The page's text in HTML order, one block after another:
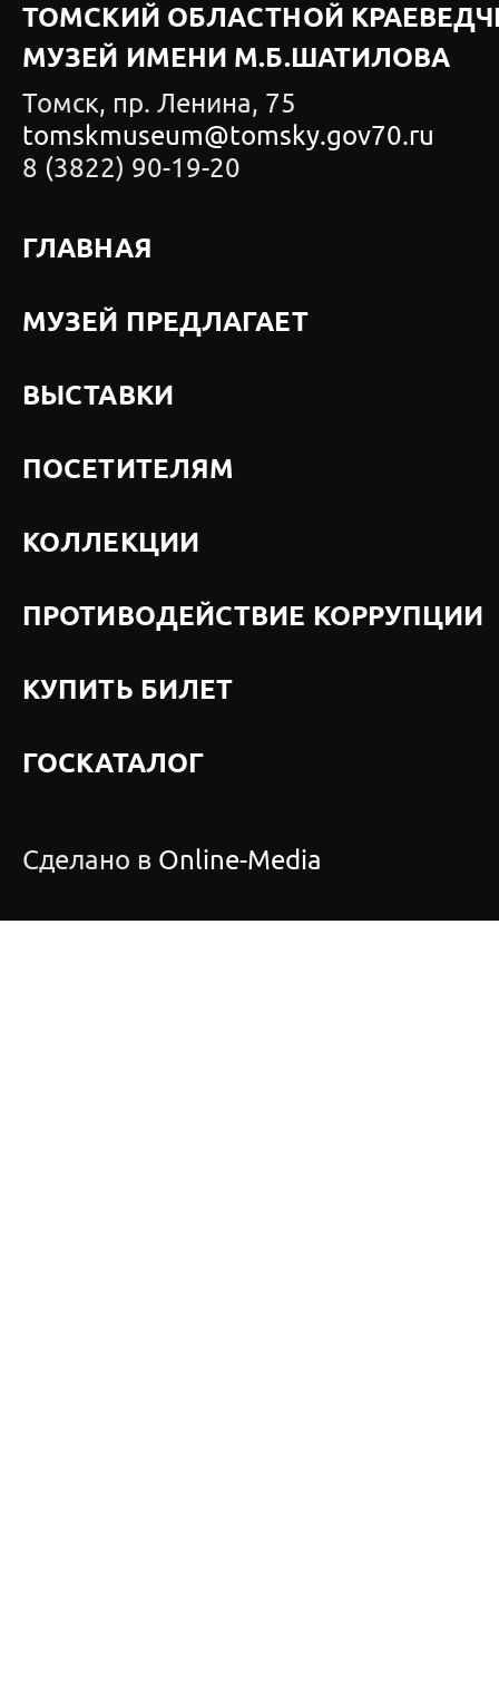
ТОМСКИЙ ОБЛАСТНОЙ
МУЗЕЙ ИМЕНИ М.Б.ШАТИЛОВА
Томск, пр. Ленина, 75
tomskmuseum@tomsky.gov70.ru
8 (3822) 90-19-20
ГЛАВНАЯ
МУЗЕЙ ПРЕДЛАГАЕТ
ВЫСТАВКИ
ПОСЕТИТЕЛЯМ
КОЛЛЕКЦИИ
ПРОТИВОДЕЙСТВИЕ КОРРУПЦИИ
КУПИТЬ БИЛЕТ
ГОСКАТАЛОГ
Сделано в Online-Media